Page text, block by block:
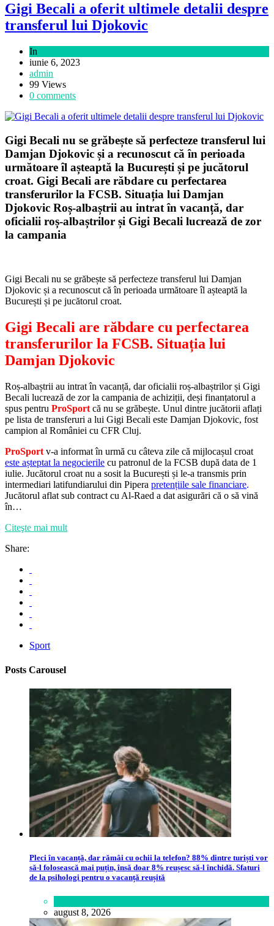
Gigi Becali a oferit ultimele detalii despre
transferul lui Djokovic
In
iunie 6, 2023
admin
99 Views
0 comments
Gigi Becali nu se grăbește să perfecteze transferul lui
Damjan Djokovic și a recunoscut că în perioada
următoare îl așteaptă la București și pe jucătorul
croat. Gigi Becali are răbdare cu perfectarea
transferurilor la FCSB. Situația lui Damjan
Djokovic Roș-albaștrii au intrat în vacanță, dar
oficialii roș-albaștrilor și Gigi Becali lucrează de zor
la campania
Gigi Becali nu se grăbește să perfecteze transferul lui Damjan
Djokovic și a recunoscut că în perioada următoare îl așteaptă la
București și pe jucătorul croat.
Gigi Becali are răbdare cu perfectarea
transferurilor la FCSB. Situația lui
Damjan Djokovic
Roș-albaștrii au intrat în vacanță, dar oficialii roș-albaștrilor și Gigi
Becali lucrează de zor la campania de achiziții, deși finanțatorul a
spus pentru ProSport că nu se grăbește. Unul dintre jucătorii aflați
pe lista de transferuri a lui Gigi Becali este Damjan Djokovic, fost
campion al României cu CFR Cluj.
ProSport v-a informat în urmă cu câteva zile că mijlocașul croat
este așteptat la negocierile cu patronul de la FCSB după data de 1
iulie. Jucătorul croat nu a sosit la București și le-a transmis prin
intermediari latifundiarului din Pipera pretențiile sale financiare.
Jucătorul aflat sub contract cu Al-Raed a dat asigurări că o să vină
în…
Citeşte mai mult
Share:
Sport
Posts Carousel
Pleci în vacanță, dar rămâi cu ochii la telefon? 88% dintre turiști vor
să-l folosească mai puțin, însă doar 8% reușesc să-l închidă. Sfaturi
de la psihologi pentru o vacanță reușită
august 8, 2026